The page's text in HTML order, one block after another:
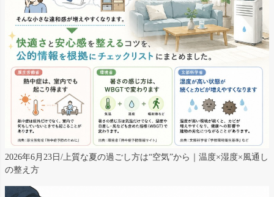
2026年6月23日/上質な夏の過ごし方は“空気”から｜温度×湿度×風通し
の整え方